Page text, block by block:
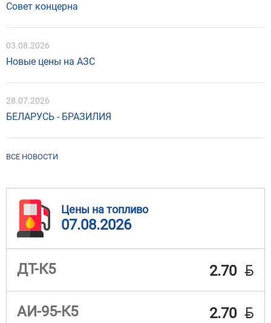
Совет концерна
03.08.2026
Новые цены на АЗС
28.07.2026
БЕЛАРУСЬ - БРАЗИЛИЯ
ВСЕ НОВОСТИ
Цены на топливо
07.08.2026
ДТ-К5 2.70 BYN
АИ-95-К5 2.70 BYN